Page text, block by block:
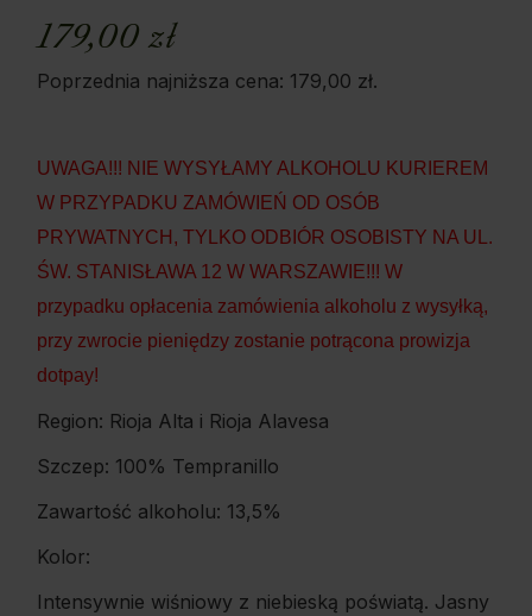
179,00zł
Poprzednia najniższa cena: 179,00 zł.
UWAGA!!! NIE WYSYŁAMY ALKOHOLU KURIEREM
W PRZYPADKU ZAMÓWIEŃ OD OSÓB
PRYWATNYCH, TYLKO ODBIÓR OSOBISTY NA UL.
ŚW. STANISŁAWA 12 W WARSZAWIE!!! W
przypadku opłacenia zamówienia alkoholu z wysyłką,
przy zwrocie pieniędzy zostanie potrącona prowizja
dotpay!
Region: Rioja Alta i Rioja Alavesa
Szczep: 100% Tempranillo
Zawartość alkoholu: 13,5%
Kolor:
Intensywnie wiśniowy z niebieską poświatą. Jasny